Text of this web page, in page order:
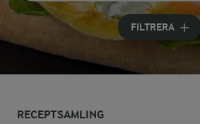
Skriv in sökord för att få förslag
FILTRERA
RECEPTSAMLING